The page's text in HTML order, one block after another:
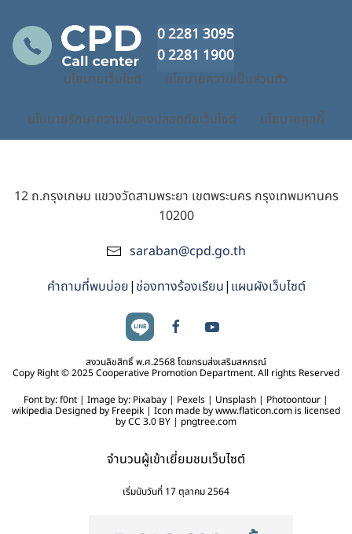
0 2281 3095
0 2281 1900
นโยบายเว็บไซต์ นโยบายความเป็นส่วนตัว
นโยบายรักษาความมั่นคงปลอดภัยเว็บไซต์ นโยบายคุกกี้
12 ถ.กรุงเกษม แขวงวัดสามพระยา เขตพระนคร กรุงเทพมหานคร
10200
saraban@cpd.go.th
คำถามที่พบบ่อย| ช่องทางร้องเรียน| แผนผังเว็บไซต์
สงวนลิขสิทธิ์ พ.ศ.2568 โดยกรมส่งเสริมสหกรณ์
Copy Right © 2025 Cooperative Promotion Department. All rights Reserved
Font by: f0nt | Image by: Pixabay | Pexels | Unsplash | Photoontour |
wikipedia Designed by Freepik | Icon made by www.flaticon.com is licensed
by CC 3.0 BY | pngtree.com
จำนวนผู้เข้าเยี่ยมชมเว็บไซต์
เริ่มนับวันที่ 17 ตุลาคม 2564